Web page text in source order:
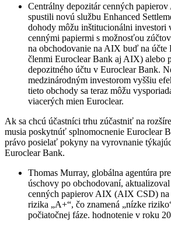
Centrálny depozitár cenných
spustili novú službu Enhanced
dohody môžu inštitucionálni investori
cennými papiermi s možnosťou
na obchodovanie na AIX buď na účte
členmi Euroclear Bank aj AIX) alebo
depozitného účtu v Euroclear Bank.
medzinárodným investorom vyššiu
tieto obchody sa teraz môžu
viacerých mien Euroclear.
Ak sa chcú účastníci trhu zúčastniť na
musia poskytnúť splnomocnenie Euroclear
právo posielať pokyny na vyrovnanie
Euroclear Bank.
Thomas Murray, globálna agentúra
úschovy po obchodovaní,
cenných papierov AIX (AIX CSD) na
rizika „A+“, čo znamená „nízke
počiatočnej fáze. hodnotenie v roku